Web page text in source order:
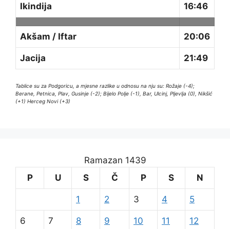
Ikindija 16:46
Akšam / Iftar 20:06
Jacija 21:49
Tablice su za Podgoricu, a mjesne razlike u odnosu na nju su: Rožaje (-4);
Berane, Petnica, Plav, Gusinje (-2); Bijelo Polje (-1), Bar, Ulcinj, Pljevlja (0), Nikšić
(+1) Herceg Novi (+3)
Ramazan 1439
P
U S Č P S N
1 2 3 4 5
6 7 8 9 10 11 12